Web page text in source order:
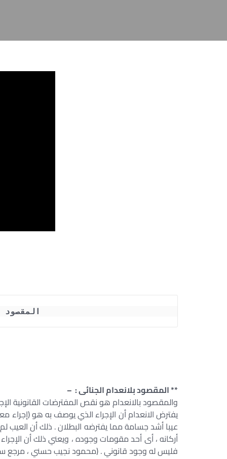
** المقصود بلانعدام الجنائى : –
والمقصود بالانعدام هو نقص المفترضات القانونية
يفترض الانعدام أن الإجراء الذي يوصف به هو (إجراء
عيبا أشد جسامة مما يفترضه البطلان . ذلك أن العيب
أركانه ، أى أحد مقومات وجوده ، ويعني ذلك أن
فليس له وجود قانوني . (محمود نجيب حسني ، مرجع